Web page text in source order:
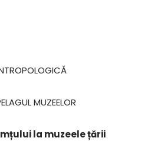
MUZEELOR
la muzeele țării